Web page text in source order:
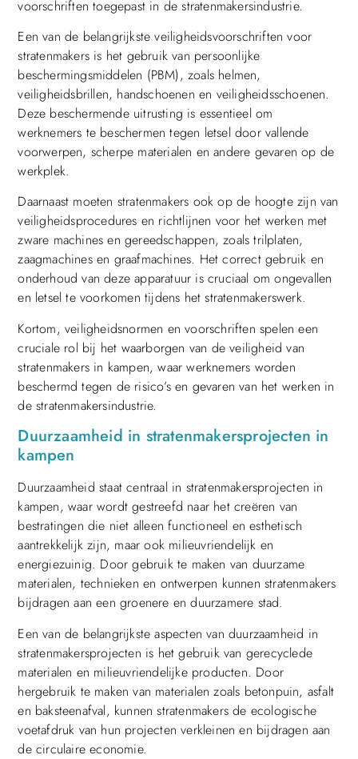
voorschriften toegepast in de stratenmakersindustrie.
Een van de belangrijkste veiligheidsvoorschriften voor
stratenmakers is het gebruik van persoonlijke
beschermingsmiddelen (PBM), zoals helmen,
veiligheidsbrillen, handschoenen en veiligheidsschoenen.
Deze beschermende uitrusting is essentieel om
werknemers te beschermen tegen letsel door vallende
voorwerpen, scherpe materialen en andere gevaren op de
werkplek.
Daarnaast moeten stratenmakers ook op de hoogte zijn van
veiligheidsprocedures en richtlijnen voor het werken met
zware machines en gereedschappen, zoals trilplaten,
zaagmachines en graafmachines. Het correct gebruik en
onderhoud van deze apparatuur is cruciaal om ongevallen
en letsel te voorkomen tijdens het stratenmakerswerk.
Kortom, veiligheidsnormen en voorschriften spelen een
cruciale rol bij het waarborgen van de veiligheid van
stratenmakers in kampen, waar werknemers worden
beschermd tegen de risico’s en gevaren van het werken in
de stratenmakersindustrie.
Duurzaamheid in stratenmakersprojecten in
kampen
Duurzaamheid staat centraal in stratenmakersprojecten in
kampen, waar wordt gestreefd naar het creëren van
bestratingen die niet alleen functioneel en esthetisch
aantrekkelijk zijn, maar ook milieuvriendelijk en
energiezuinig. Door gebruik te maken van duurzame
materialen, technieken en ontwerpen kunnen stratenmakers
bijdragen aan een groenere en duurzamere stad.
Een van de belangrijkste aspecten van duurzaamheid in
stratenmakersprojecten is het gebruik van gerecyclede
materialen en milieuvriendelijke producten. Door
hergebruik te maken van materialen zoals betonpuin, asfalt
en baksteenafval, kunnen stratenmakers de ecologische
voetafdruk van hun projecten verkleinen en bijdragen aan
de circulaire economie.